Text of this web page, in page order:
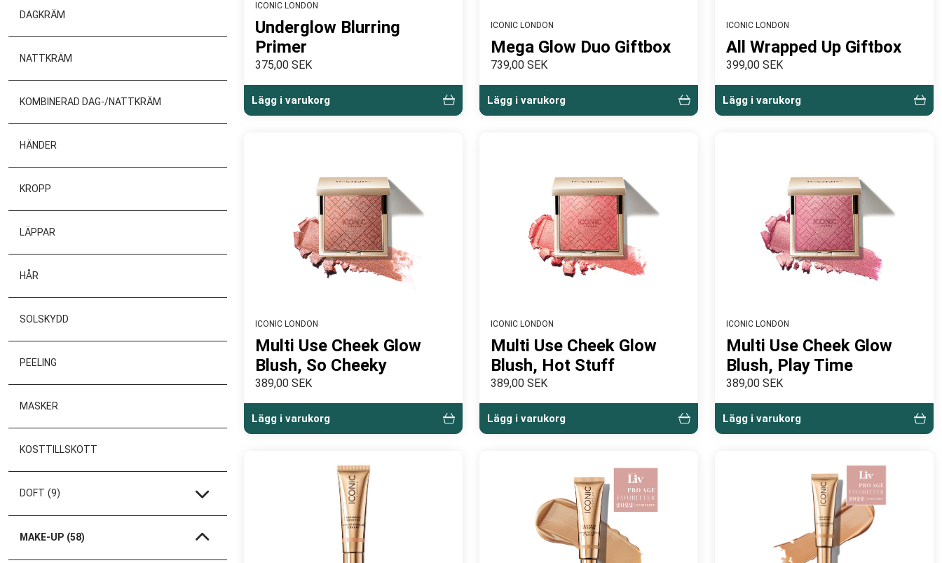
DAGKRÄM
NATTKRÄM
KOMBINERAD DAG-/NATTKRÄM
HÄNDER
KROPP
LÄPPAR
HÅR
SOLSKYDD
PEELING
MASKER
KOSTTILLSKOTT
DOFT (9)
MAKE-UP (58)
ICONIC LONDON
Underglow Blurring
Primer
375,00 SEK
Lägg i varukorg
ICONIC LONDON
Mega Glow Duo Giftbox
739,00 SEK
Lägg i varukorg
ICONIC LONDON
All Wrapped Up Giftbox
399,00 SEK
Lägg i varukorg
ICONIC LONDON
Multi Use Cheek Glow
Blush, So Cheeky
389,00 SEK
Lägg i varukorg
ICONIC LONDON
Multi Use Cheek Glow
Blush, Hot Stuff
389,00 SEK
Lägg i varukorg
ICONIC LONDON
Multi Use Cheek Glow
Blush, Play Time
389,00 SEK
Lägg i varukorg